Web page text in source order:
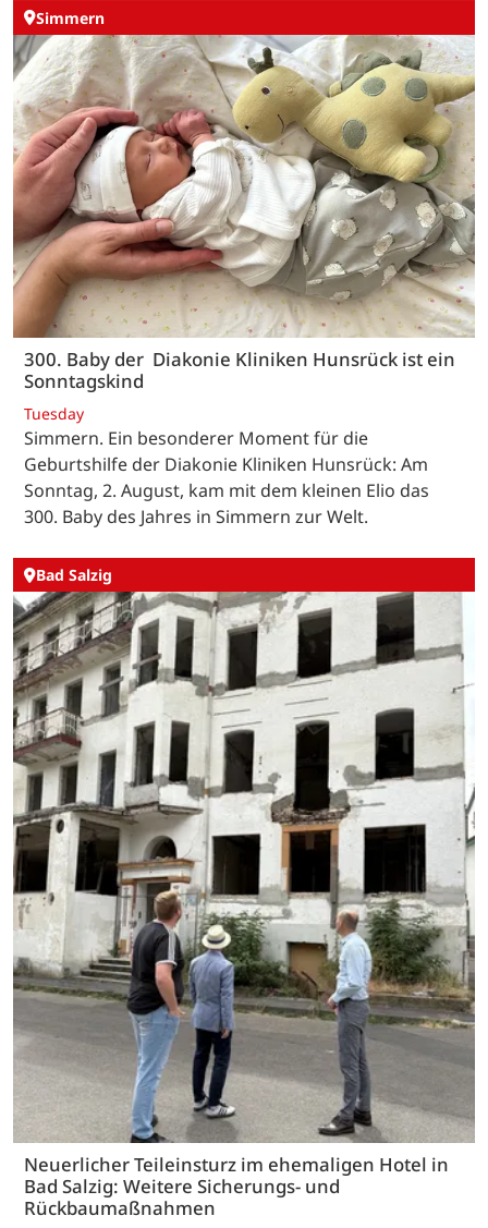
Simmern
300. Baby der Diakonie Kliniken Hunsrück ist ein
Sonntagskind
Tuesday
Simmern. Ein besonderer Moment für die
Geburtshilfe der Diakonie Kliniken Hunsrück: Am
Sonntag, 2. August, kam mit dem kleinen Elio das
300. Baby des Jahres in Simmern zur Welt.
Bad Salzig
Neuerlicher Teileinsturz im ehemaligen Hotel in
Bad Salzig: Weitere Sicherungs- und
Rückbaumaßnahmen